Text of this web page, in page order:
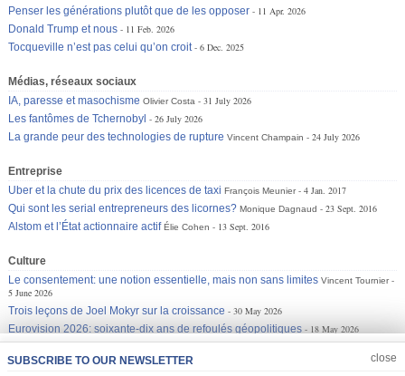
SUBSCRIBE TO OUR NEWSLETTER close
JOIN US CLOSE
Penser les générations plutôt que de les opposer
11 Apr. 2026
Donald Trump et nous
11 Feb. 2026
Tocqueville n’est pas celui qu’on croit 6 Dec. 2025
Médias, réseaux sociaux
IA, paresse et masochisme Olivier Costa
31 July 2026
Les fantômes de Tchernobyl
26 July 2026
La grande peur des technologies de rupture Vincent Champain 24 July 2026
Entreprise
Uber et la chute du prix des licences de taxi François Meunier
4 Jan. 2017
Qui sont les serial entrepreneurs des licornes? Monique Dagnaud
23 Sept. 2016
Alstom et l’État actionnaire actif Élie Cohen 13 Sept. 2016
Culture
Le consentement: une notion essentielle, mais non sans limites Vincent Tournier
5 June 2026
Trois leçons de Joel Mokyr sur la croissance
30 May 2026
Eurovision 2026: soixante-dix ans de refoulés géopolitiques
18 May 2026